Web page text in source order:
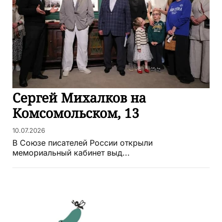
Сергей Михалков на
Комсомольском, 13
10.07.2026
В Союзе писателей России открыли
мемориальный кабинет выд...